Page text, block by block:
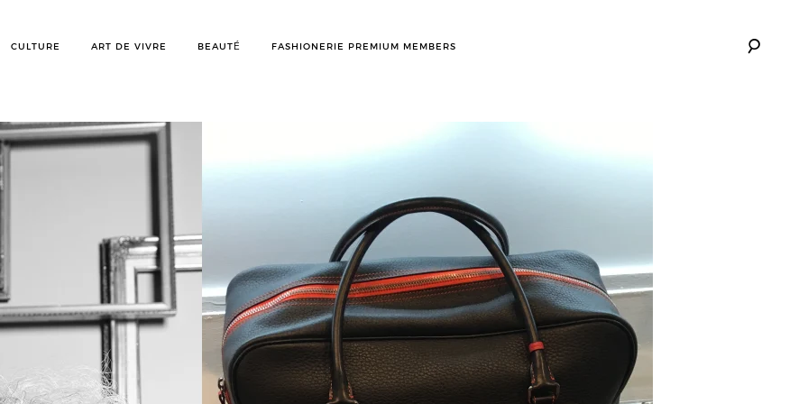
CULTURE ART DE VIVRE BEAUTÉ FASHIONERIE PREMIUM MEMBERS